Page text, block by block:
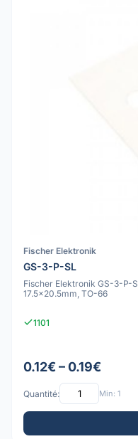
Fischer Elektronik
GS-3-P-SL
Fischer Elektronik GS-3-P-
17.5x20.5mm, TO-66
1101
0.12€ – 0.19€
Quantité: Min: 1